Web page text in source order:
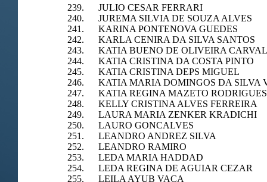
239. JULIO CESAR FERRARI
240. JUREMA SILVIA DE SOUZA ALVES
241. KARINA PONTENOVA GUEDES
242. KARLA CENIRA DA SILVA SANTOS
243. KATIA BUENO DE OLIVEIRA
244. KATIA CRISTINA DA COSTA PINTO
245. KATIA CRISTINA DEPS MIGUEL
246. KATIA MARIA DOMINGOS DA SILVA
247. KATIA REGINA MAZETO RODRIGUES
248. KELLY CRISTINA ALVES FERREIRA
249. LAURA MARIA ZENKER KRADICHI
250. LAURO GONCALVES
251. LEANDRO ANDREZ SILVA
252. LEANDRO RAMIRO
253. LEDA MARIA HADDAD
254. LEDA REGINA DE AGUIAR CEZAR
255. LEILA AYUB VACA